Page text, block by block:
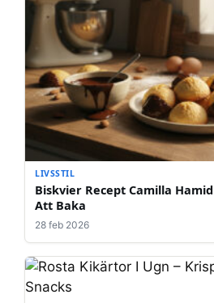
LIVSSTIL
Biskvier Recept Camilla
Att Baka
28 feb 2026